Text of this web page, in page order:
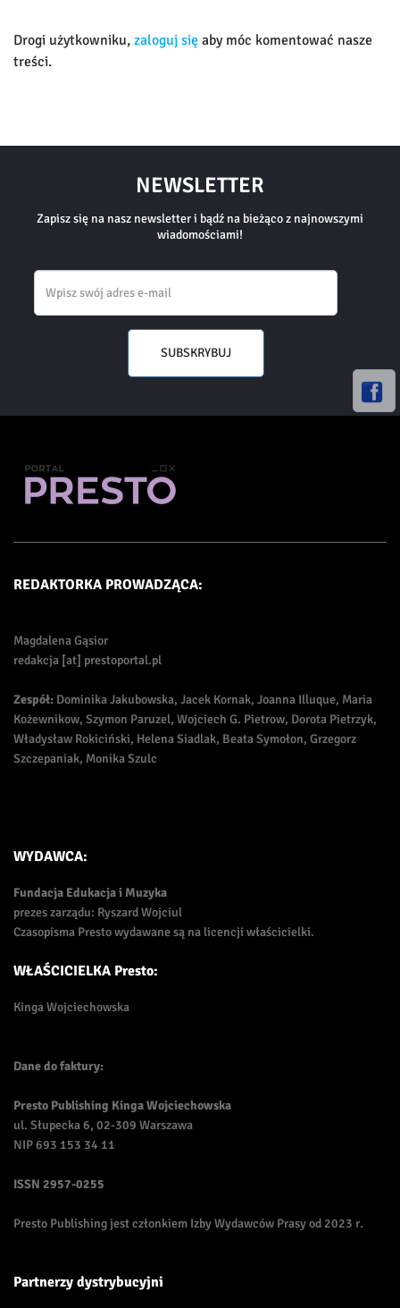
Drogi użytkowniku, zaloguj się aby móc komentować nasze
treści.
NEWSLETTER
Zapisz się na nasz newsletter i bądź na bieżąco z najnowszymi
wiadomościami!
SUBSKRYBUJ
REDAKTORKA PROWADZĄCA:
Magdalena Gąsior
redakcja [at] prestoportal.pl
Zespół: Dominika Jakubowska, Jacek Kornak, Joanna Illuque, Maria
Kożewnikow, Szymon Paruzel, Wojciech G. Pietrow, Dorota Pietrzyk,
Władysław Rokiciński, Helena Siadlak, Beata Symołon, Grzegorz
Szczepaniak, Monika Szulc
WYDAWCA:
Fundacja Edukacja i Muzyka
prezes zarządu: Ryszard Wojciul
Czasopisma Presto wydawane są na licencji właścicielki.
WŁAŚCICIELKA Presto:
Kinga Wojciechowska
Dane do faktury:
Presto Publishing Kinga Wojciechowska
ul. Słupecka 6, 02-309 Warszawa
NIP 693 153 34 11
ISSN 2957-0255
Presto Publishing jest członkiem Izby Wydawców Prasy od 2023 r.
Partnerzy dystrybucyjni